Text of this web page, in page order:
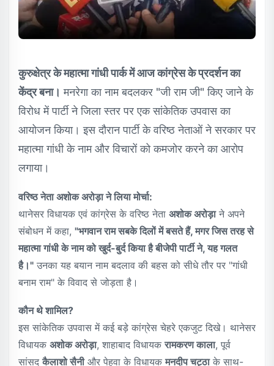
कुरुक्षेत्र के महात्मा गांधी पार्क में आज कांग्रेस के प्रदर्शन का
केंद्र बना। मनरेगा का नाम बदलकर "जी राम जी" किए जाने के
विरोध में पार्टी ने जिला स्तर पर एक सांकेतिक उपवास का
आयोजन किया। इस दौरान पार्टी के वरिष्ठ नेताओं ने सरकार पर
महात्मा गांधी के नाम और विचारों को कमजोर करने का आरोप
लगाया।
वरिष्ठ नेता अशोक अरोड़ा ने लिया मोर्चा:
थानेसर विधायक एवं कांग्रेस के वरिष्ठ नेता अशोक अरोड़ाने अपने
संबोधन में कहा, "भगवान राम सबके दिलों में बसते हैं, मगर जिस तरह से
महात्मा गांधी के नाम को खुर्द-बुर्द किया है बीजेपी पार्टी ने, यह गलत
है।" उनका यह बयान नाम बदलाव की बहस को सीधे तौर पर "गांधी
बनाम राम" के विवाद से जोड़ता है।
कौन थे शामिल?
इस सांकेतिक उपवास में कई बड़े कांग्रेस चेहरे एकजुट दिखे। थानेसर
विधायक अशोक अरोड़ा, शाहाबाद विधायकरामकरण काला, पूर्व
सांसदकैलाशो सैनीऔर पेहवा के विधायकमनदीप चट्ठाके साथ-